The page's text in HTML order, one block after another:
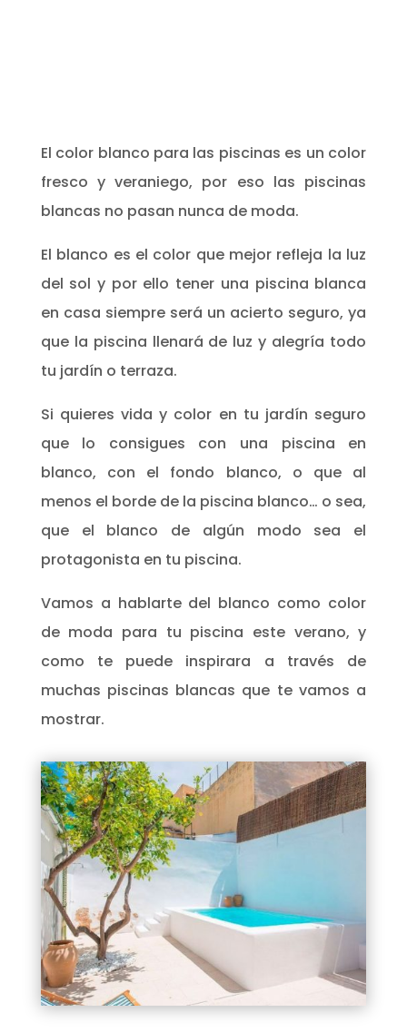
El color blanco para las piscinas es un color
fresco y veraniego, por eso las piscinas
blancas no pasan nunca de moda.
El blanco es el color que mejor refleja la luz
del sol y por ello tener una piscina blanca
en casa siempre será un acierto seguro, ya
que la piscina llenará de luz y alegría todo
tu jardín o terraza.
Si quieres vida y color en tu jardín seguro
que lo consigues con una piscina en
blanco, con el fondo blanco, o que al
menos el borde de la piscina blanco… o sea,
que el blanco de algún modo sea el
protagonista en tu piscina.
Vamos a hablarte del blanco como color
de moda para tu piscina este verano, y
como te puede inspirara a través de
muchas piscinas blancas que te vamos a
mostrar.